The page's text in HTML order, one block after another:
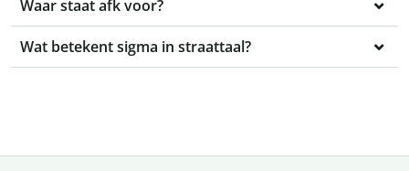
Waar staat afk voor?
Wat betekent sigma in straattaal?